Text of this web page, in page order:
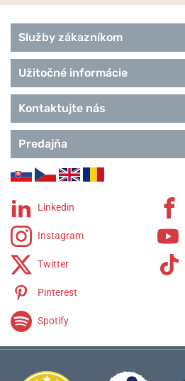
Marine
Squad
Chronographs
Edition
Classics
Služby zákazníkom
Užitočné informácie
Kontaktujte nás
Predajňa
Linkedin
Instagram
Twitter
Pinterest
Spotify